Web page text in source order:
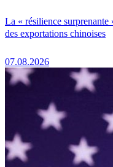
La « résilience
des exportations chinoises
07.08.2026